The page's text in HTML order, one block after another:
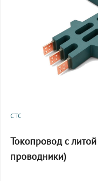
СТС
Токопровод с
проводники)